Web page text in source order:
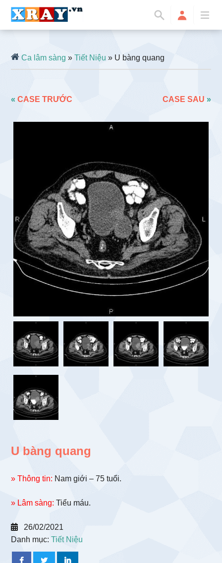
Ca lâm sàng »Tiết Niệu » U bàng quang
«CASE TRƯỚC CASE SAU »
U bàng quang
» Thông tin: Nam giới – 75 tuổi.
» Lâm sàng: Tiểu máu.
26/02/2021
Danh mục:Tiết Niệu